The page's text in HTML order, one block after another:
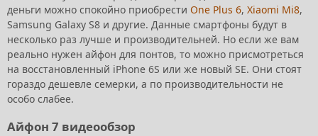
деньги можно спокойно приобрести One Plus 6, Xiaomi Mi8,
Samsung Galaxy S8 и другие. Данные смартфоны будут в
несколько раз лучше и производительней. Но если же вам
реально нужен айфон для понтов, то можно присмотреться
на восстановленный iPhone 6S или же новый SE. Они стоят
гораздо дешевле семерки, а по производительности не
особо слабее.
Айфон 7 видеообзор